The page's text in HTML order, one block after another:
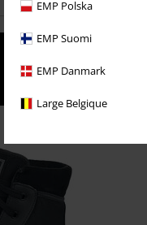
EMP Polska
EMP Suomi
EMP Danmark
Large Belgique